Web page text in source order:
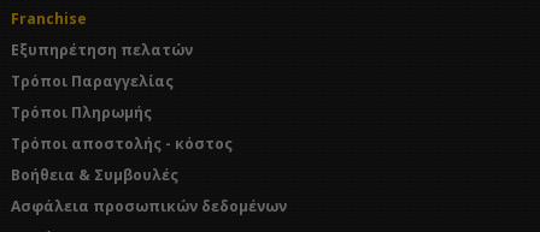
Franchise
Εξυπηρέτηση πελατών
Τρόποι Παραγγελίας
Τρόποι Πληρωμής
Τρόποι αποστολής - κόστος
Βοήθεια & Συμβουλές
Ασφάλεια προσωπικών δεδομένων